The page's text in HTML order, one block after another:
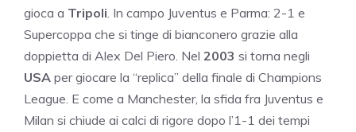
gioca a Tripoli . In campo Juventus e Parma: 2-1 e
Supercoppa che si tinge di bianconero grazie alla
doppietta di Alex Del Piero. Nel 2003 si torna negli
USA per giocare la “replica” della finale di Champions
League. E come a Manchester, la sfida fra Juventus e
Milan si chiude ai calci di rigore dopo l’1-1 dei tempi